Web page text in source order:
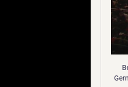
Borussia Dortmund spielt am Dienstag, 18. Februar 2020, zuhause gegen Paris Saint-Germain im Achtelfinale der Champions League (21 Uhr). So können Sie das Spiel